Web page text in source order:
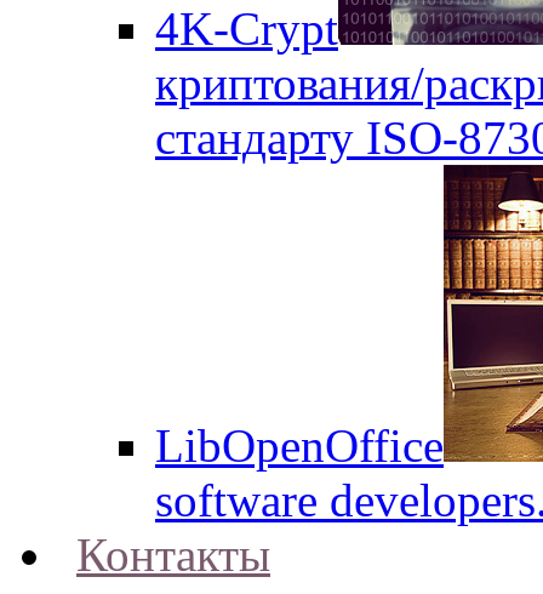
4K-Crypt
криптования/
стандарту ISO-
LibOpenOffice
software
Контакты